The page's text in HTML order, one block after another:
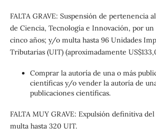
FALTA GRAVE: Suspensión de pertenencia
de Ciencia, Tecnología e Innovación, por un
cinco años; y/o multa hasta 96 Unidades
Tributarias (UIT) (aproximadamente
Comprar la autoría de una o más
científicas y/o vender la autoría de
publicaciones científicas.
FALTA MUY GRAVE: Expulsión definitiva
multa hasta 320 UIT.